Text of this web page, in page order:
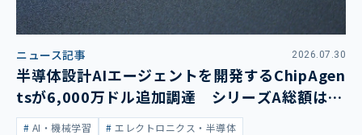
ニュース記事 2026.07.30
半導体設計AIエージェントを開発するChipAgen
tsが6,000万ドル追加調達 シリーズA総額は1
億3,400万ドルに
AI・機械学習 エレクトロニクス・半導体